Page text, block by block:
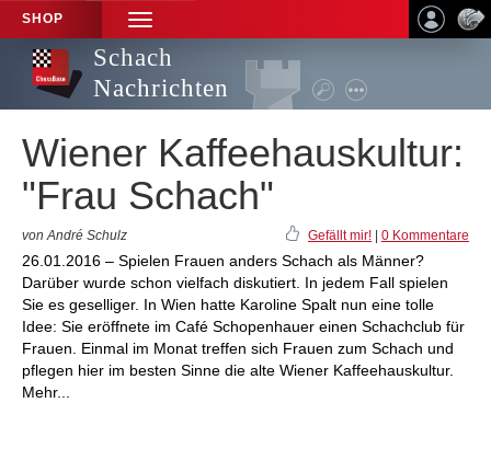
SHOP
TOGGLE
NAVIGATION
Schach
Nachrichten
Wiener Kaffeehauskultur:
"Frau Schach"
von André Schulz Gefällt mir! 0 Kommentare
26.01.2016 – Spielen Frauen anders Schach als Männer?
Darüber wurde schon vielfach diskutiert. In jedem Fall spielen
Sie es geselliger. In Wien hatte Karoline Spalt nun eine tolle
Idee: Sie eröffnete im Café Schopenhauer einen Schachclub für
Frauen. Einmal im Monat treffen sich Frauen zum Schach und
pflegen hier im besten Sinne die alte Wiener Kaffeehauskultur.
Mehr...